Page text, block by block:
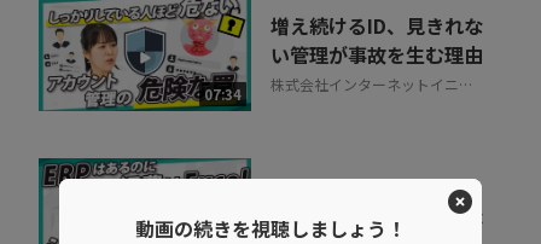
07:34
増え続けるID、見きれな
い管理が事故を生む理由
株式会社インターネットイニシ
ERP刷新の前に考えるべ
き「入口改善」。現場が
動画の続きを視聴しましょう！